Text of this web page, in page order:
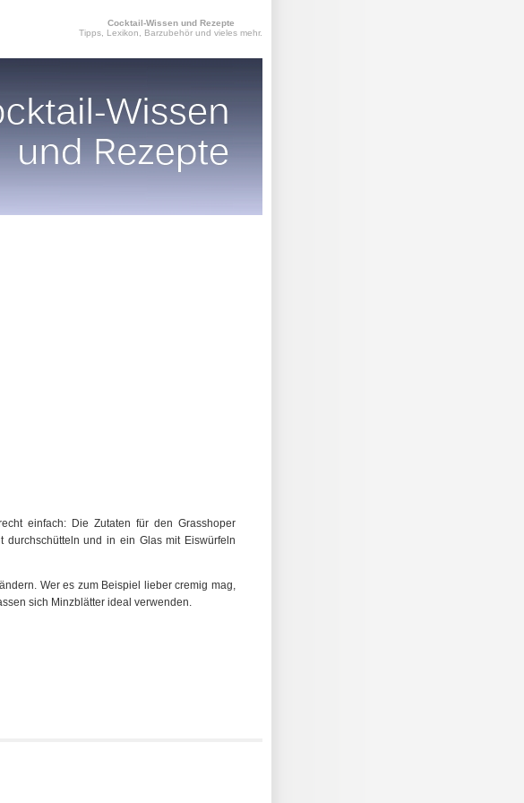
Cocktail-Wissen und Rezepte
Tipps, Lexikon, Barzubehör und vieles mehr.
einfach: Die Zutaten für den Grasshoper
und in ein Glas mit Eiswürfeln
Wer es zum Beispiel lieber cremig mag,
sich Minzblätter ideal verwenden.